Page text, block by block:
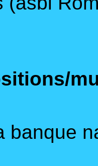
banque